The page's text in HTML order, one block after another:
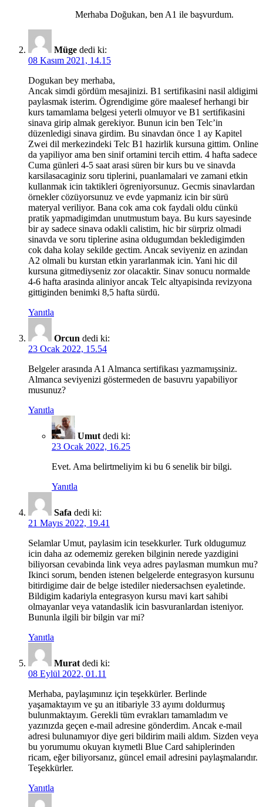
Merhaba Doğukan, ben A1 ile başvurdum.
Müge dedi ki:
08 Kasım 2021, 14.15
Dogukan bey merhaba,
Ancak simdi gördüm mesajinizi. B1 sertifikasini nasil aldigimi
paylasmak isterim. Ögrendigime göre maalesef herhangi bir
kurs tamamlama belgesi yeterli olmuyor ve B1 sertifikasini
sinava girip almak gerekiyor. Bunun icin ben Telc’in
düzenledigi sinava girdim. Bu sinavdan önce 1 ay Kapitel
Zwei dil merkezindeki Telc B1 hazirlik kursuna gittim. Online
da yapiliyor ama ben sinif ortamini tercih ettim. 4 hafta sadece
Cuma günleri 4-5 saat arasi süren bir kurs bu ve sinavda
karsilasacaginiz soru tiplerini, puanlamalari ve zamani etkin
kullanmak icin taktikleri ögreniyorsunuz. Gecmis sinavlardan
örnekler cözüyorsunuz ve evde yapmaniz icin bir sürü
materyal veriliyor. Bana cok ama cok faydali oldu cünkü
pratik yapmadigimdan unutmustum baya. Bu kurs sayesinde
bir ay sadece sinava odakli calistim, hic bir sürpriz olmadi
sinavda ve soru tiplerine asina oldugumdan bekledigimden
cok daha kolay sekilde gectim. Ancak seviyeniz en azindan
A2 olmali bu kurstan etkin yararlanmak icin. Yani hic dil
kursuna gitmediyseniz zor olacaktir. Sinav sonucu normalde
4-6 hafta arasinda aliniyor ancak Telc altyapisinda revizyona
gittiginden benimki 8,5 hafta sürdü.
Yanıtla
Orcun dedi ki:
23 Ocak 2022, 15.54
Belgeler arasında A1 Almanca sertifikası yazmamışsiniz.
Almanca seviyenizi göstermeden de basuvru yapabiliyor
musunuz?
Yanıtla
Umut dedi ki:
23 Ocak 2022, 16.25
Evet. Ama belirtmeliyim ki bu 6 senelik bir bilgi.
Yanıtla
Safa dedi ki:
21 Mayıs 2022, 19.41
Selamlar Umut, paylasim icin tesekkurler. Turk oldugumuz
icin daha az odememiz gereken bilginin nerede yazdigini
biliyorsan cevabinda link veya adres paylasman mumkun mu?
Ikinci sorum, benden istenen belgelerde entegrasyon kursunu
bitirdigime dair de belge istediler niedersachsen eyaletinde.
Bildigim kadariyla entegrasyon kursu mavi kart sahibi
olmayanlar veya vatandaslik icin basvuranlardan isteniyor.
Bununla ilgili bir bilgin var mi?
Yanıtla
Murat dedi ki:
08 Eylül 2022, 01.11
Merhaba, paylaşımınız için teşekkürler. Berlinde
yaşamaktayım ve şu an itibariyle 33 ayımı doldurmuş
bulunmaktayım. Gerekli tüm evrakları tamamladım ve
yazınızda geçen e-mail adresine gönderdim. Ancak e-mail
adresi bulunamıyor diye geri bildirim maili aldım. Sizden veya
bu yorumumu okuyan kıymetli Blue Card sahiplerinden
ricam, eğer biliyorsanız, güncel email adresini paylaşmalarıdır.
Teşekkürler.
Yanıtla